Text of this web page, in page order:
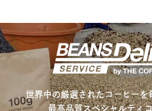
世界中の厳選されたコーヒーを
最高品質スペシャルティ